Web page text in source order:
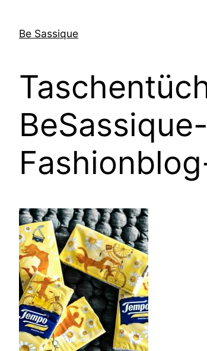
InhaltBe Sassique